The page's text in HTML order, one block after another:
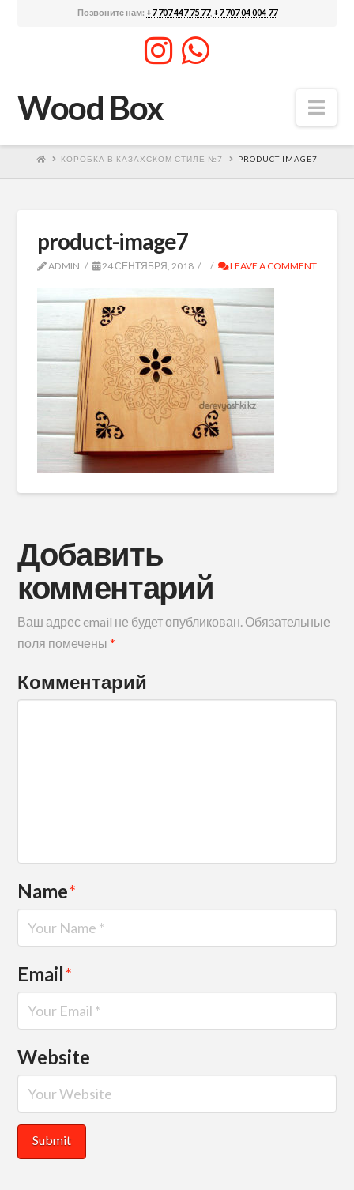
Позвоните нам: +7 707 447 75 77, +7 707 04 004 77
Wood Box
КОРОБКА В КАЗАХСКОМ СТИЛЕ №7 PRODUCT-IMAGE7
product-image7
ADMIN 24 СЕНТЯБРЯ, 2018 LEAVE A COMMENT
Добавить
комментарий
Ваш адрес email не будет опубликован. Обязательные
поля помечены*
Комментарий
Name*
Email*
Website